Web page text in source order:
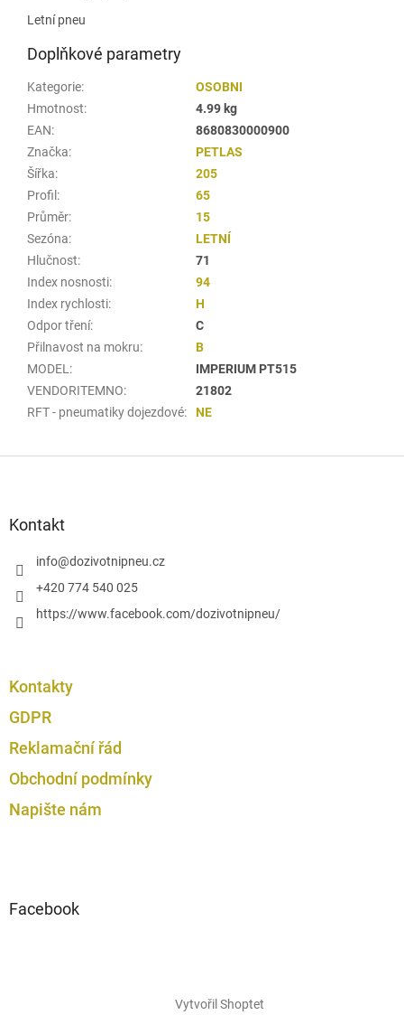
Letní pneu
Doplňkové parametry
Kategorie:
OSOBNI
Hmotnost:
4.99 kg
EAN:
8680830000900
Značka:
PETLAS
Šířka:
205
Profil :
65
Průměr:
15
Sezóna:
LETNÍ
Hlučnost:
71
Index nosnosti:
94
Index rychlosti:
H
Odpor tření:
C
Přilnavost na mokru:
B
MODEL :
IMPERIUM PT515
VENDORITEMNO:
21802
RFT - pneumatiky dojezdové: NE
Kontakt
info@dozivotnipneu.cz
+420 774 540 025
https://www.facebook.com/dozivotnipneu/
Kontakty
GDPR
Reklamační řád
Obchodní podmínky
Napište nám
Facebook
Vytvořil Shoptet